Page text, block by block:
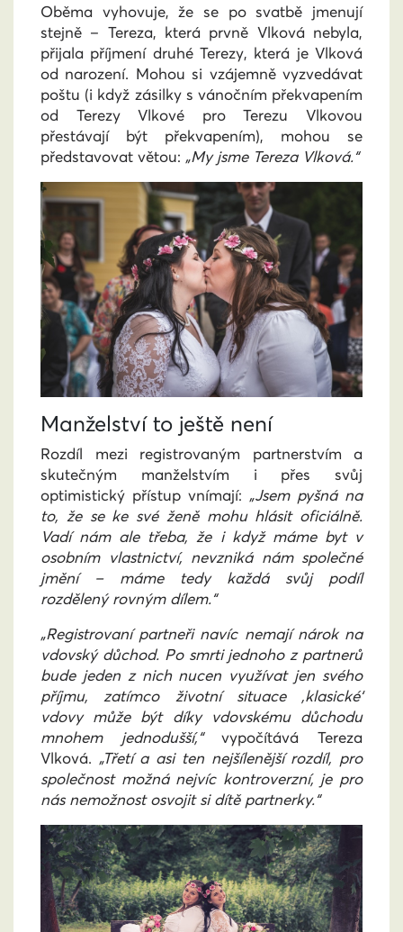
Oběma vyhovuje, že se po svatbě jmenují
stejně – Tereza, která prvně Vlková nebyla,
přijala příjmení druhé Terezy, která je Vlková
od narození. Mohou si vzájemně vyzvedávat
poštu (i když zásilky s vánočním překvapením
od Terezy Vlkové pro Terezu Vlkovou
přestávají být překvapením), mohou se
představovat větou: „My jsme Tereza Vlková.“
Manželství to ještě není
Rozdíl mezi registrovaným partnerstvím a
skutečným manželstvím i přes svůj
optimistický přístup vnímají: „Jsem pyšná na
to, že se ke své ženě mohu hlásit oficiálně.
Vadí nám ale třeba, že i když máme byt v
osobním vlastnictví, nevzniká nám společné
jmění – máme tedy každá svůj podíl
rozdělený rovným dílem.“
„Registrovaní partneři navíc nemají nárok na
vdovský důchod. Po smrti jednoho z partnerů
bude jeden z nich nucen využívat jen svého
příjmu, zatímco životní situace ‚klasické‘
vdovy může být díky vdovskému důchodu
mnohem jednodušší,“vypočítává Tereza
Vlková. „Třetí a asi ten nejšílenější rozdíl, pro
společnost možná nejvíc kontroverzní, je pro
nás nemožnost osvojit si dítě partnerky.“